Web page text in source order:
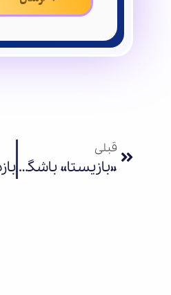
قبلی
«بازیستا» باشگاه رشد جوان‌های آینده به ایستگاه پایانی رسید